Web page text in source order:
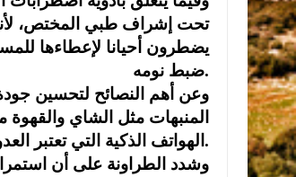
تحت إشراف طبي المختص،
يضطرون أحيانا لإعطاءها
ضبط نومه.
وعن أهم النصائح لتحسين
المنبهات مثل الشاي والقهوة
الهواتف الذكية التي تعتبر العدو الخفي للنوم العميق.
وشدد الطراونة على أن